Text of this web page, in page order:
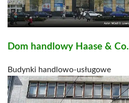
Dom handlowy Haase &
Budynki handlowo-usługowe